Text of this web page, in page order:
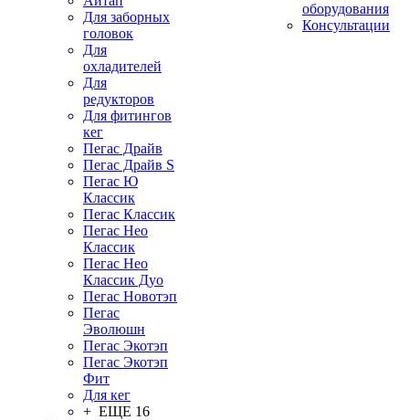
Для заборных
головок
Для
охладителей
Для
редукторов
Для фитингов
кег
Пегас Драйв
Пегас Драйв S
Пегас Ю
Классик
Пегас Классик
Пегас Нео
Классик
Пегас Нео
Классик Дуо
Пегас Новотэп
Пегас
Эволюшн
Пегас Экотэп
Пегас Экотэп
Фит
Для кег
+ ЕЩЕ 16
оборудования
Консультации